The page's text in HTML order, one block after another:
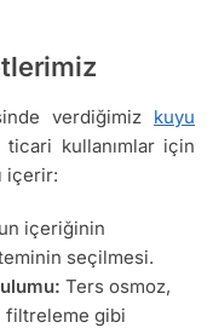
verdiğimiz kuyu
kullanımlar için
içerir:
içeriğinin
seçilmesi.
Ters osmoz,
filtreleme gibi